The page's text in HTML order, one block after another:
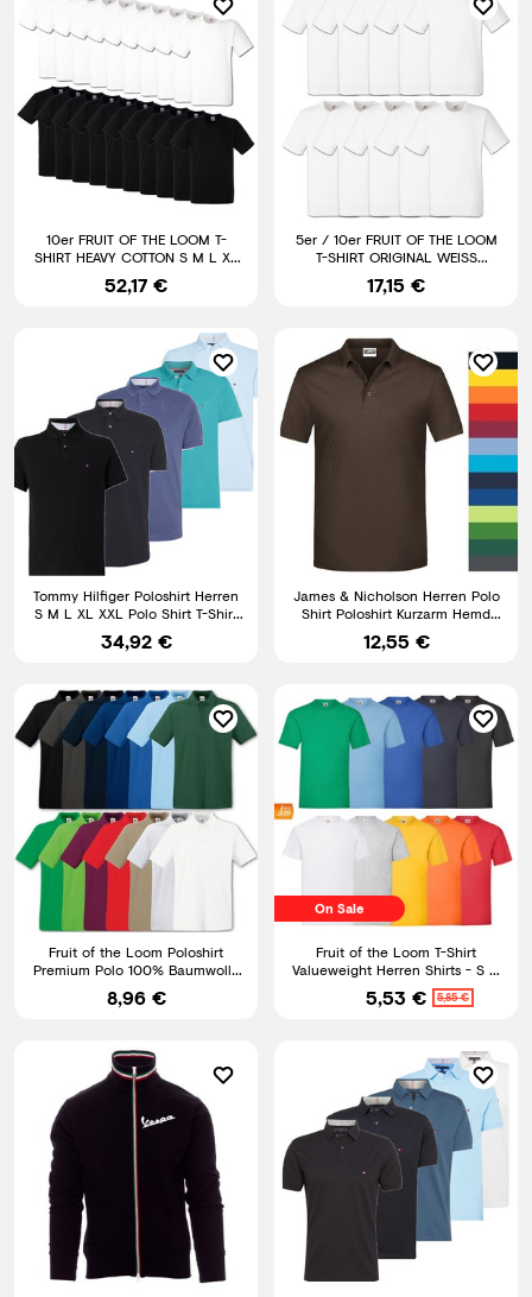
10er FRUIT OF THE LOOM T-
SHIRT HEAVY COTTON S M L XL
XXL 3XL SCHWERE QUALITÄT
52,17 €
5er / 10er FRUIT OF THE LOOM
T-SHIRT ORIGINAL WEISS
HERREN SHIRT - S M L XL XXL
17,15 €
Tommy Hilfiger Poloshirt Herren
S M L XL XXL Polo Shirt T-Shirt
Hemd Polohemd
34,92 €
James & Nicholson Herren Polo
Shirt Poloshirt Kurzarm Hemd
Shirt 100% BW S - 5XL
12,55 €
Fruit of the Loom Poloshirt
Premium Polo 100% Baumwolle
Shirt S M L XL XXL 3XL
8,96 €
On Sale
Fruit of the Loom T-Shirt
Valueweight Herren Shirts - S M
L XL XXL 3XL 4XL 5XL
5,53 € 5,85 €